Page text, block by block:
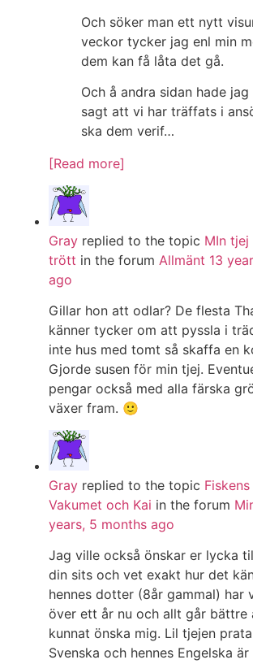
Och söker man ett nytt
veckor tycker jag enl min
dem kan få låta det gå.
Och å andra sidan hade
sagt att vi har träffats i
ska dem verif…
[Read more]
Gray replied to the topic MIn
trött in the forum Allmänt 13
ago
Gillar hon att odlar? De flesta
känner tycker om att pyssla i
inte hus med tomt så skaffa en
Gjorde susen för min tjej.
pengar också med alla färska
växer fram. 🙂
Gray replied to the topic
Vakumet och Kai in the forum
years, 5 months ago
Jag ville också önskar er lycka
din sits och vet exakt hur det
hennes dotter (8år gammal) har
över ett år nu och allt går bättre
kunnat önska mig. Lil tjejen
Svenska och hennes Engelska